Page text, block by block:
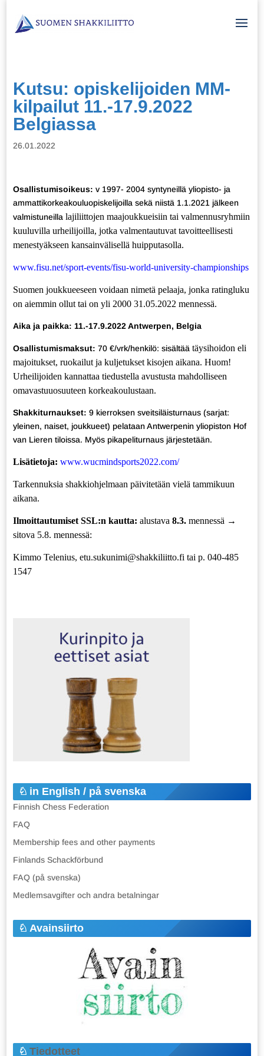
Kutsu: opiskelijoiden MM-
kilpailut 11.-17.9.2022
Belgiassa
26.01.2022
Osallistumisoikeus: v 1997- 2004 syntyneillä yliopisto- ja
ammattikorkeakouluopiskelijoilla sekä niistä 1.1.2021 jälkeen
valmistuneilla lajiliittojen maajoukkueisiin tai valmennusryhmiin
kuuluvilla urheilijoilla, jotka valmentautuvat tavoitteellisesti
menestyäkseen kansainvälisellä huipputasolla.
www.fisu.net/sport-events/fisu-world-university-championships
Suomen joukkueeseen voidaan nimetä pelaaja, jonka ratingluku
on aiemmin ollut tai on yli 2000 31.05.2022 mennessä.
Aika ja paikka: 11.-17.9.2022 Antwerpen, Belgia
Osallistumismaksut: 70 €/vrk/henkilö: sisältää täysihoidon eli
majoitukset, ruokailut ja kuljetukset kisojen aikana. Huom!
Urheilijoiden kannattaa tiedustella avustusta mahdolliseen
omavastuuosuuteen korkeakoulustaan.
Shakkiturnaukset: 9 kierroksen sveitsiläisturnaus (sarjat:
yleinen, naiset, joukkueet) pelataan Antwerpenin yliopiston Hof
van Lieren tiloissa. Myös pikapeliturnaus järjestetään.
Lisätietoja: www.wucmindsports2022.com/
Tarkennuksia shakkiohjelmaan päivitetään vielä tammikuun
aikana.
Ilmoittautumiset SSL:n kautta: alustava 8.3.mennessä →
sitova 5.8. mennessä:
Kimmo Telenius, etu.sukunimi@shakkiliitto.fi tai p. 040-485
1547
in English / på svenska
Finnish Chess Federation
FAQ
Membership fees and other payments
Finlands Schackförbund
FAQ (på svenska)
Medlemsavgifter och andra betalningar
Avainsiirto
Tiedotteet